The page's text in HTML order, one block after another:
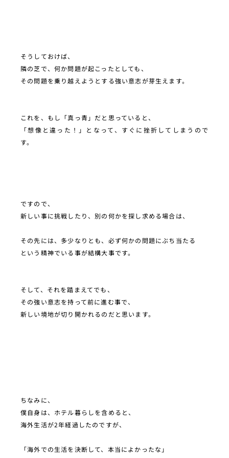
そうしておけば、
隣の芝で、何か問題が起こったとしても、
その問題を乗り越えようとする強い意志が芽生えます。
これを、もし「真っ青」だと思っていると、
「想像と違った！」となって、すぐに挫折してしまうので
す。
ですので、
新しい事に挑戦したり、別の何かを探し求める場合は、
その先には、多少なりとも、必ず何かの問題にぶち当たる
という精神でいる事が結構大事です。
そして、それを踏まえてでも、
その強い意志を持って前に進む事で、
新しい境地が切り開かれるのだと思います。
ちなみに、
僕自身は、ホテル暮らしを含めると、
海外生活が2年経過したのですが、
「海外での生活を決断して、本当によかったな」